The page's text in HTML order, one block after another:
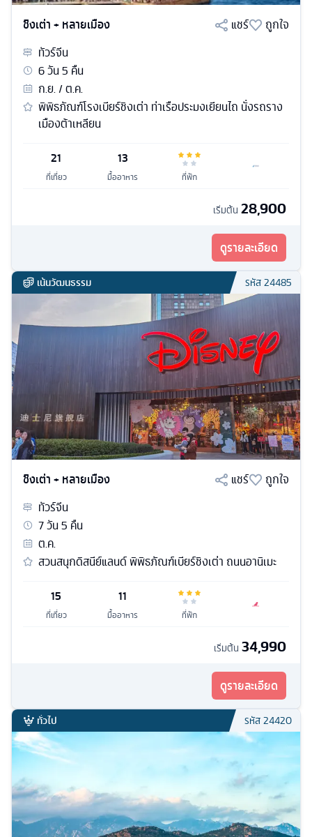
ชิงเต่า + หลายเมือง แชร์
ถูกใจ
ทัวร์จีน
6วัน5 คืน
ก.ย. / ต.ค.
พิพิธภัณฑ์โรงเบียร์ชิงเต่า ท่าเรือประมงเยียนไถ นั่งรถราง
เมืองต้าเหลียน
21
ที่เที่ยว
13
มื้ออาหาร ที่พัก
เริ่มต้น 28,900
ดูรายละเอียด
เน้นวัฒนธรรม รหัส24485
ชิงเต่า + หลายเมือง แชร์
ถูกใจ
ทัวร์จีน
7วัน5 คืน
ต.ค.
สวนสนุกดิสนีย์แลนด์ พิพิธภัณฑ์เบียร์ชิงเต่า ถนนอานิเมะ
15
ที่เที่ยว
11
มื้ออาหาร ที่พัก
เริ่มต้น 34,990
ดูรายละเอียด
ทั่วไป รหัส24420